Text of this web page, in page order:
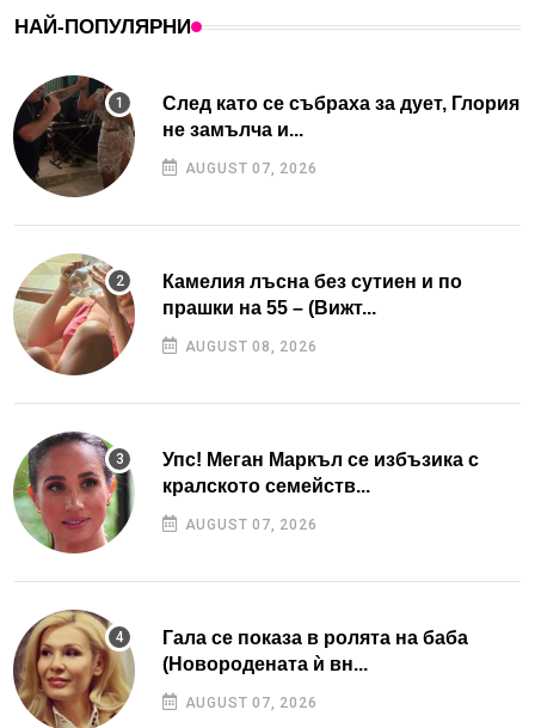
НАЙ-ПОПУЛЯРНИ
След като се събраха за дует, Глория
не замълча и...
AUGUST 07, 2026
Камелия лъсна без сутиен и по
прашки на 55 – (Вижт...
AUGUST 08, 2026
Упс! Меган Маркъл се избъзика с
кралското семейств...
AUGUST 07, 2026
Гала се показа в ролята на баба
(Новородената ѝ вн...
AUGUST 07, 2026